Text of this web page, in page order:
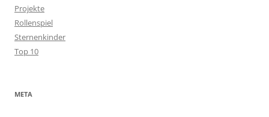
Projekte
Rollenspiel
Sternenkinder
Top 10
META